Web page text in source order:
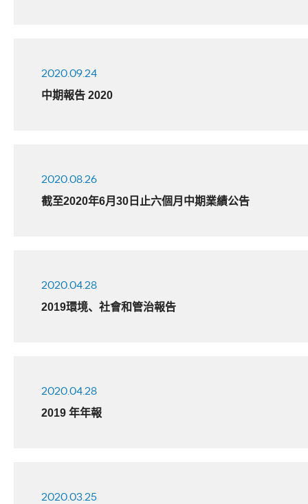
2020.09.24
中期報告 2020
2020.08.26
截至2020年6月30日止六個月中期業績公告
2020.04.28
2019環境、社會和管治報告
2020.04.28
2019 年年報
2020.03.25